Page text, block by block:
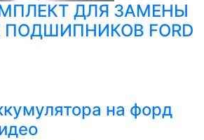
ДЛЯ ЗАМЕНЫ
FORD
на форд